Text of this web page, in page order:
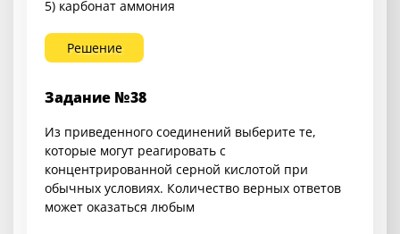
5) карбонат аммония
Решение
Задание №38
Из приведенного соединений выберите те,
которые могут реагировать с
концентрированной серной кислотой при
обычных условиях. Количество верных ответов
может оказаться любым